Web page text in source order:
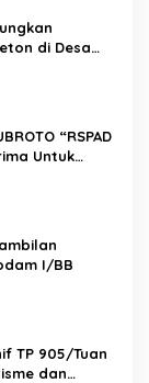
di Desa
“RSPAD
Untuk
– 26 JULI 2026
I/BB
TP 905/Tuan
dan